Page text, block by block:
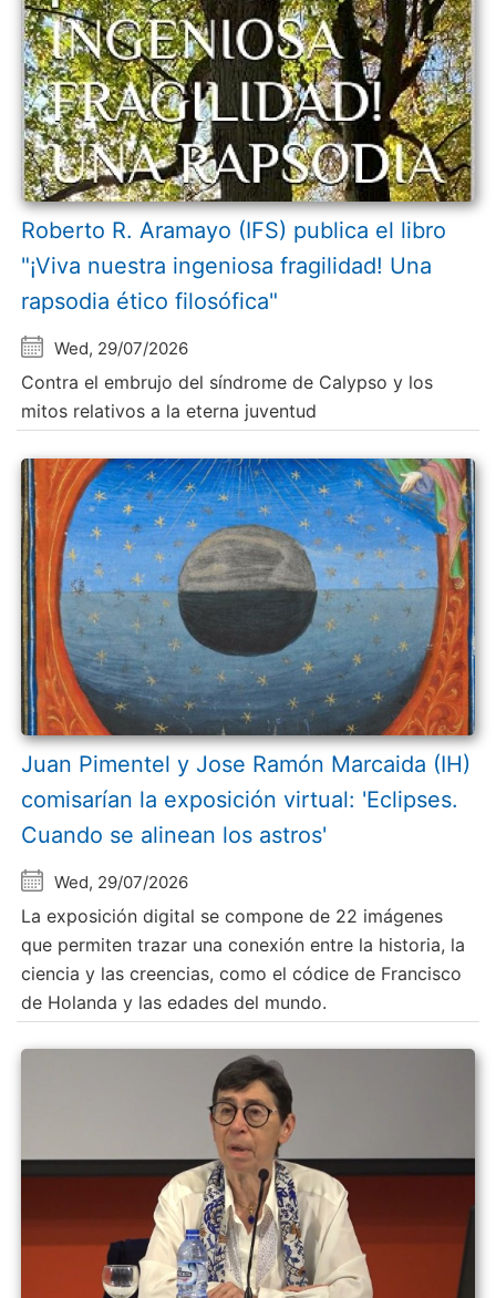
Roberto R. Aramayo (IFS) publica el libro
"¡Viva nuestra ingeniosa fragilidad! Una
rapsodia ético filosófica"
Wed, 29/07/2026
Contra el embrujo del síndrome de Calypso y los
mitos relativos a la eterna juventud
Juan Pimentel y Jose Ramón Marcaida (IH)
comisarían la exposición virtual: 'Eclipses.
Cuando se alinean los astros'
Wed, 29/07/2026
La exposición digital se compone de 22 imágenes
que permiten trazar una conexión entre la historia, la
ciencia y las creencias, como el códice de Francisco
de Holanda y las edades del mundo.